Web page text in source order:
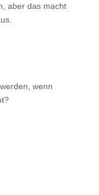
aber das macht
wenn